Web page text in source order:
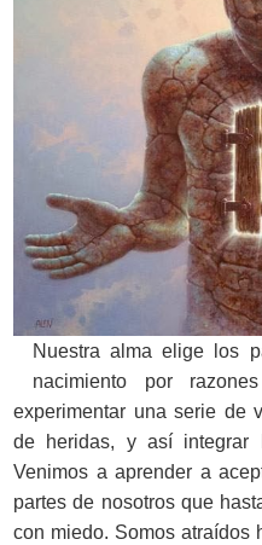
Nuestra alma elige los
nacimiento por
experimentar una serie de
de heridas, y así integrar
Venimos a aprender a
partes de nosotros que
con miedo. Somos atraídos